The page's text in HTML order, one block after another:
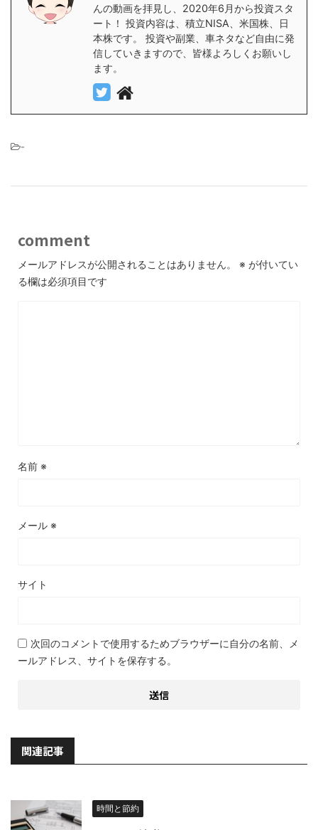
んの動画を拝見し、2020年6月から投資スタ
ート！ 投資内容は、積立NISA、米国株、日
本株です。 投資や副業、車ネタなど自由に発
信していきますので、皆様よろしくお願いし
ます。
-
comment
メールアドレスが公開されることはありません。 ※ が付いてい
る欄は必須項目です
名前 ※
メール ※
サイト
次回のコメントで使用するためブラウザーに自分の名前、メ
ールアドレス、サイトを保存する。
関連記事
時間と節約